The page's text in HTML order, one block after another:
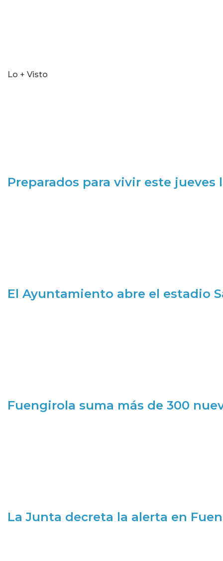
Lo + Visto
Preparados para vivir este jueves
El Ayuntamiento abre el estadio
Fuengirola suma más de 300
La Junta decreta la alerta en